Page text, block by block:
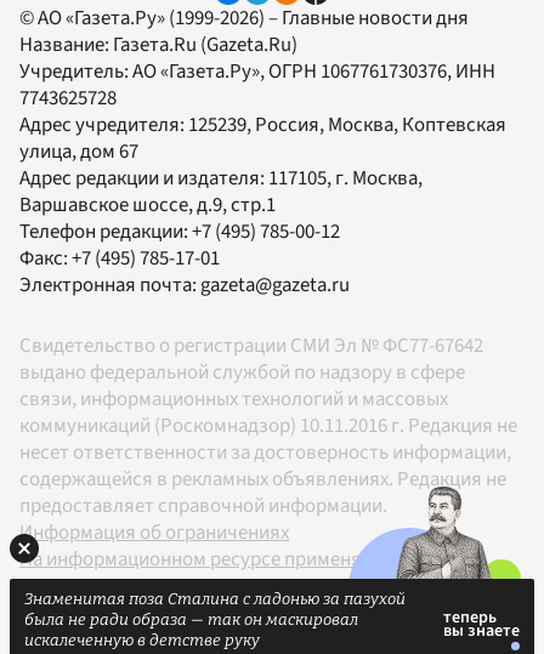
© АО «Газета.Ру» (1999-2026) – Главные новости дня
Название: Газета.Ru (Gazeta.Ru)
Учредитель:АО «Газета.Ру», ОГРН 1067761730376, ИНН
7743625728
Адрес учредителя: 125239, Россия, Москва, Коптевская
улица, дом 67
Адрес редакции и издателя: 117105, г. Москва,
Варшавское шоссе, д.9, стр.1
Телефон редакции:+7 (495) 785-00-12
Факс:+7 (495) 785-17-01
Электронная почта: gazeta@gazeta.ru
Свидетельство о регистрации СМИ Эл № ФС77-67642
выдано федеральной службой по надзору в сфере
связи, информационных технологий и массовых
коммуникаций (Роскомнадзор) 10.11.2016 г. Редакция не
несет ответственности за достоверность информации,
содержащейся в рекламных объявлениях. Редакция не
предоставляет справочной информации.
Информация об ограничениях
На информационном ресурсе применяются
рекомендательные технологии в соответствии с
Правилами
Знаменитая поза Сталина с ладонью за пазухой
была не ради образа — так он маскировал
искалеченную в детстве руку